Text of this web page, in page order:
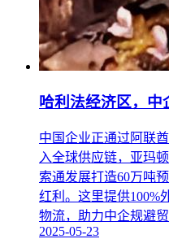
哈利法经济区，中
中国企业正通过阿联
入全球供应链，亚玛
索通发展打造60万吨
红利。这里提供100%
物流，助力中企规避
2025-05-23